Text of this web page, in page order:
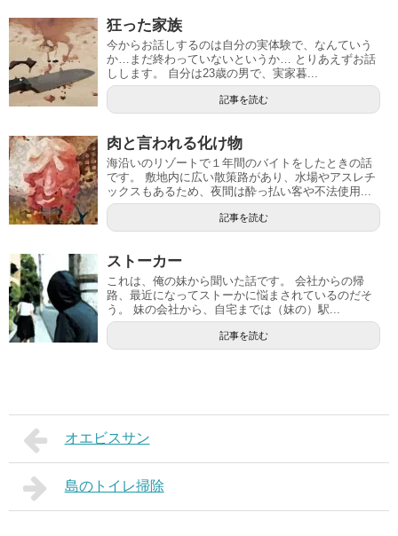
狂った家族
今からお話しするのは自分の実体験で、なんていう
か…まだ終わっていないというか… とりあえずお話
しします。 自分は23歳の男で、実家暮...
記事を読む
肉と言われる化け物
海沿いのリゾートで１年間のバイトをしたときの話
です。 敷地内に広い散策路があり、水場やアスレチ
ックスもあるため、夜間は酔っ払い客や不法使用...
記事を読む
ストーカー
これは、俺の妹から聞いた話です。 会社からの帰
路、最近になってストーかに悩まされているのだそ
う。 妹の会社から、自宅までは（妹の）駅...
記事を読む
オエビスサン
島のトイレ掃除